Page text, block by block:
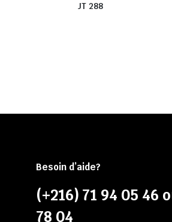
JT 288
Besoin d’aide?
(+216) 71 94 05 46
78 04